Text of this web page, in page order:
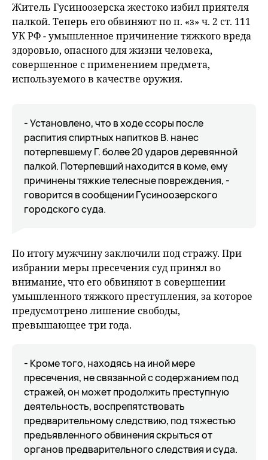
Житель Гусиноозерска жестоко избил приятеля
палкой. Теперь его обвиняют по п. «з» ч. 2 ст. 111
УК РФ - умышленное причинение тяжкого вреда
здоровью, опасного для жизни человека,
совершенное с применением предмета,
используемого в качестве оружия.
- Установлено, что в ходе ссоры после
распития спиртных напитков В. нанес
потерпевшему Г. более 20 ударов деревянной
палкой. Потерпевший находится в коме, ему
причинены тяжкие телесные повреждения, -
говорится в сообщении Гусиноозерского
городского суда.
По итогу мужчину заключили под стражу. При
избрании меры пресечения суд принял во
внимание, что его обвиняют в совершении
умышленного тяжкого преступления, за которое
предусмотрено лишение свободы,
превышающее три года.
- Кроме того, находясь на иной мере
пресечения, не связанной с содержанием под
стражей, он может продолжить преступную
деятельность, воспрепятствовать
предварительному следствию, под тяжестью
предъявленного обвинения скрыться от
органов предварительного следствия и суда.